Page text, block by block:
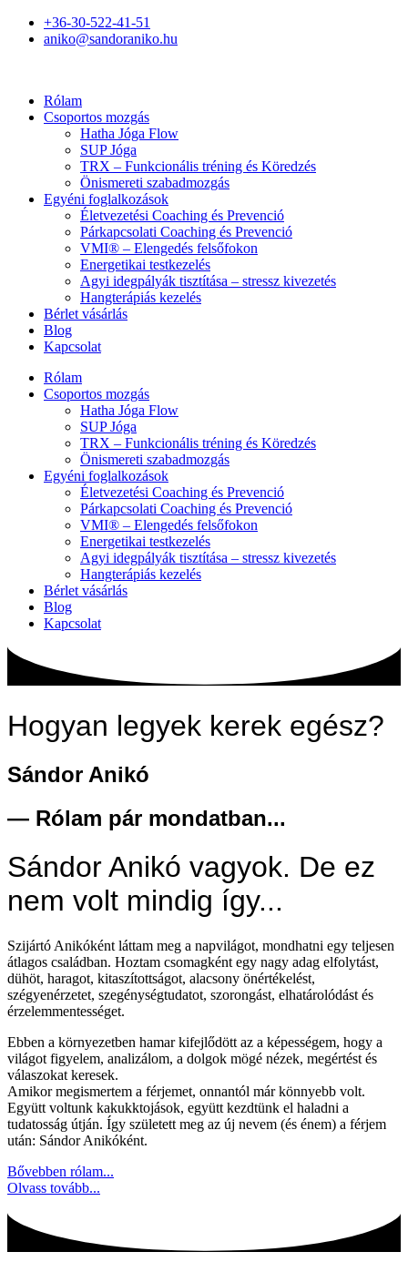
+36-30-522-41-51
aniko@sandoraniko.hu
Rólam
Csoportos mozgás
Hatha Jóga Flow
SUP Jóga
TRX – Funkcionális tréning és Köredzés
Önismereti szabadmozgás
Egyéni foglalkozások
Életvezetési Coaching és Prevenció
Párkapcsolati Coaching és Prevenció
VMI® – Elengedés felsőfokon
Energetikai testkezelés
Agyi idegpályák tisztítása – stressz kivezetés
Hangterápiás kezelés
Bérlet vásárlás
Blog
Kapcsolat
Rólam
Csoportos mozgás
Hatha Jóga Flow
SUP Jóga
TRX – Funkcionális tréning és Köredzés
Önismereti szabadmozgás
Egyéni foglalkozások
Életvezetési Coaching és Prevenció
Párkapcsolati Coaching és Prevenció
VMI® – Elengedés felsőfokon
Energetikai testkezelés
Agyi idegpályák tisztítása – stressz kivezetés
Hangterápiás kezelés
Bérlet vásárlás
Blog
Kapcsolat
Hogyan legyek kerek egész?
Sándor Anikó
— Rólam pár mondatban...
Sándor Anikó vagyok. De ez
nem volt mindig így...
Szijártó Anikóként láttam meg a napvilágot, mondhatni egy teljesen
átlagos családban. Hoztam csomagként egy nagy adag elfolytást,
dühöt, haragot, kitaszítottságot, alacsony önértékelést,
szégyenérzetet, szegénységtudatot, szorongást, elhatárolódást és
érzelemmentességet.
Ebben a környezetben hamar kifejlődött az a képességem, hogy a
világot figyelem, analizálom, a dolgok mögé nézek, megértést és
válaszokat keresek.
Amikor megismertem a férjemet, onnantól már könnyebb volt.
Együtt voltunk kakukktojások, együtt kezdtünk el haladni a
tudatosság útján. Így született meg az új nevem (és énem) a férjem
után: Sándor Anikóként.
Bővebben rólam...
Olvass tovább...